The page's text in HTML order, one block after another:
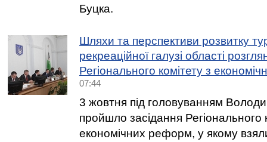
Буцка.
Шляхи та перспективи розвитку
рекреаційної галузі області
Регіонального комітету з
07:44
3 жовтня під головуванням
пройшло засідання Регіонального
економічних реформ, у якому